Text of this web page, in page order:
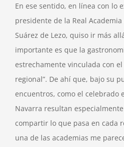
En ese sentido, en línea con lo
presidente de la Real
Suárez de Lezo, quiso ir más
importante es que la
estrechamente vinculada con
regional”. De ahí que, bajo su
encuentros, como el celebrado
Navarra resultan
compartir lo que pasa en cada
una de las academias me